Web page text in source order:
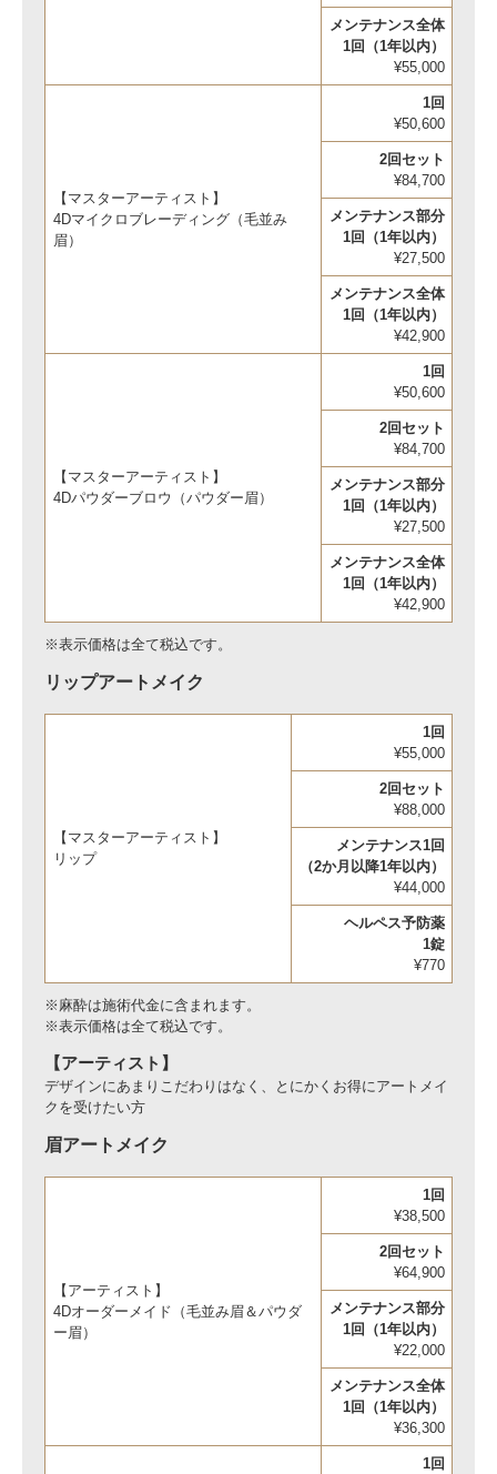
メンテナンス全体
1回（1年以内）
¥55,000
【マスターアーティスト】
4Dマイクロブレーディング（毛並み
眉）
1回
¥50,600
2回セット
¥84,700
メンテナンス部分
1回（1年以内）
¥27,500
メンテナンス全体
1回（1年以内）
¥42,900
【マスターアーティスト】
4Dパウダーブロウ（パウダー眉）
1回
¥50,600
2回セット
¥84,700
メンテナンス部分
1回（1年以内）
¥27,500
メンテナンス全体
1回（1年以内）
¥42,900
※表示価格は全て税込です。
リップアートメイク
【マスターアーティスト】
リップ
1回
¥55,000
2回セット
¥88,000
メンテナンス1回
（2か月以降1年以内）
¥44,000
ヘルペス予防薬
1錠
¥770
※麻酔は施術代金に含まれます。
※表示価格は全て税込です。
【アーティスト 】
デザインにあまりこだわりはなく、とにかくお得にアートメイ
クを受けたい方
眉アートメイク
【アーティスト】
4Dオーダーメイド（毛並み眉＆パウダ
ー眉）
1回
¥38,500
2回セット
¥64,900
メンテナンス部分
1回（1年以内）
¥22,000
メンテナンス全体
1回（1年以内）
¥36,300
1回